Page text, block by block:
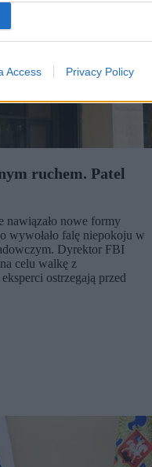
Access Privacy Policy
ruchem. Patel
nawiązało nowe formy
wywołało falę niepokoju w
Dyrektor FBI
celu walkę z
ostrzegają przed